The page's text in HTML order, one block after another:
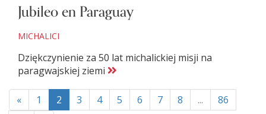
Jubileo en Paraguay
MICHALICI
Dziękczynienie za 50 lat michalickiej misji na
paragwajskiej ziemi
« 1 2 3 4 5 6 7 8 ...
86